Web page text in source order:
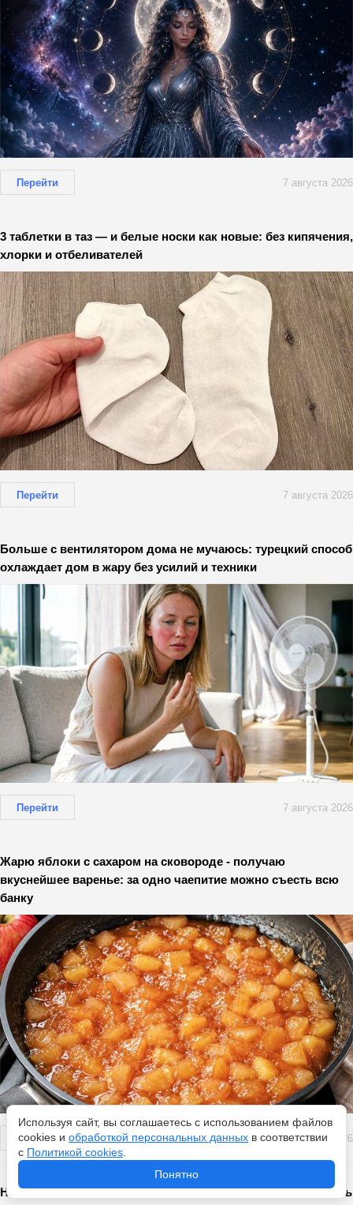
Перейти 7 августа 2026
3 таблетки в таз — и белые носки как новые: без кипячения,
хлорки и отбеливателей
Перейти 7 августа 2026
Больше с вентилятором дома не мучаюсь: турецкий способ
охлаждает дом в жару без усилий и техники
Перейти 7 августа 2026
Жарю яблоки с сахаром на сковороде - получаю
вкуснейшее варенье: за одно чаепитие можно съесть всю
банку
Перейти 7 августа 2026
Народные приметы на 7 августа: что нужно и нельзя делать
Используя сайт, вы соглашаетесь с использованием файлов
cookies и обработкой персональных данных в соответствии
с Политикой cookies
Понятно